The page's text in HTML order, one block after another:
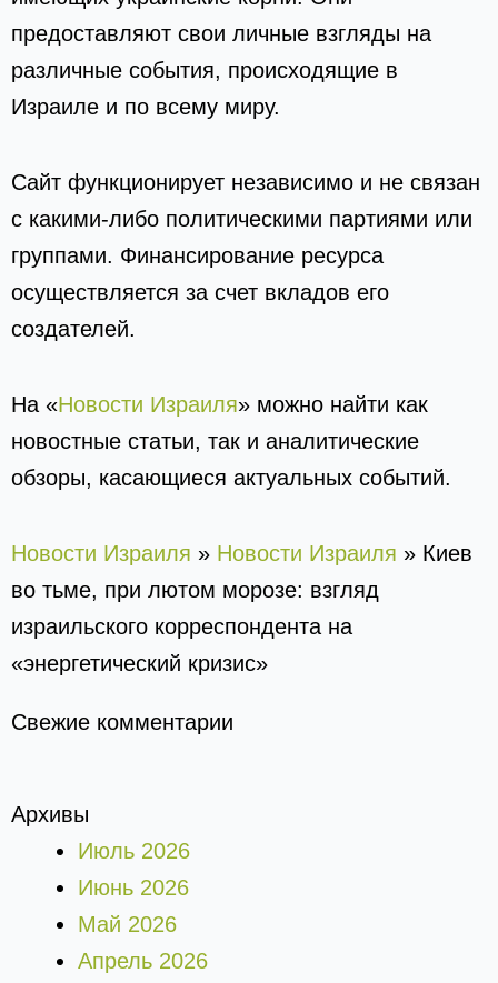
предоставляют свои личные взгляды на
различные события, происходящие в
Израиле и по всему миру.
Сайт функционирует независимо и не связан
с какими-либо политическими партиями или
группами. Финансирование ресурса
осуществляется за счет вкладов его
создателей.
На «Новости Израиля» можно найти как
новостные статьи, так и аналитические
обзоры, касающиеся актуальных событий.
Новости Израиля » Новости Израиля » Киев
во тьме, при лютом морозе: взгляд
израильского корреспондента на
«энергетический кризис»
Свежие комментарии
Архивы
Июль 2026
Июнь 2026
Май 2026
Апрель 2026